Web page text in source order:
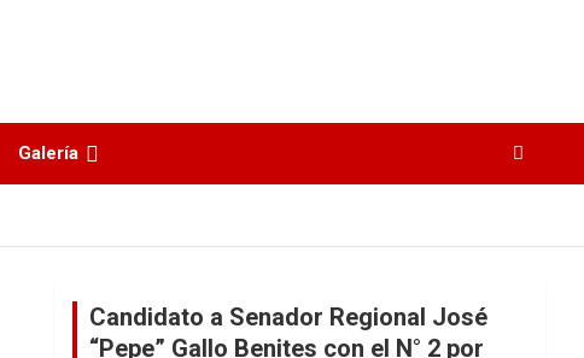
Galería
Candidato a Senador Regional José
“Pepe” Gallo Benites con el N° 2 por